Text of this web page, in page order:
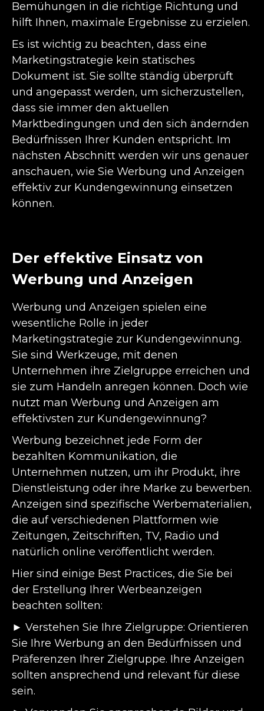
Bemühungen in die richtige Richtung und
hilft Ihnen, maximale Ergebnisse zu erzielen.
Es ist wichtig zu beachten, dass eine
Marketingstrategie kein statisches
Dokument ist. Sie sollte ständig überprüft
und angepasst werden, um sicherzustellen,
dass sie immer den aktuellen
Marktbedingungen und den sich ändernden
Bedürfnissen Ihrer Kunden entspricht. Im
nächsten Abschnitt werden wir uns genauer
anschauen, wie Sie Werbung und Anzeigen
effektiv zur Kundengewinnung einsetzen
können.
Der effektive Einsatz von
Werbung und Anzeigen
Werbung und Anzeigen spielen eine
wesentliche Rolle in jeder
Marketingstrategie zur Kundengewinnung.
Sie sind Werkzeuge, mit denen
Unternehmen ihre Zielgruppe erreichen und
sie zum Handeln anregen können. Doch wie
nutzt man Werbung und Anzeigen am
effektivsten zur Kundengewinnung?
Werbung bezeichnet jede Form der
bezahlten Kommunikation, die
Unternehmen nutzen, um ihr Produkt, ihre
Dienstleistung oder ihre Marke zu bewerben.
Anzeigen sind spezifische Werbematerialien,
die auf verschiedenen Plattformen wie
Zeitungen, Zeitschriften, TV, Radio und
natürlich online veröffentlicht werden.
Hier sind einige Best Practices, die Sie bei
der Erstellung Ihrer Werbeanzeigen
beachten sollten:
► Verstehen Sie Ihre Zielgruppe: Orientieren
Sie Ihre Werbung an den Bedürfnissen und
Präferenzen Ihrer Zielgruppe. Ihre Anzeigen
sollten ansprechend und relevant für diese
sein.